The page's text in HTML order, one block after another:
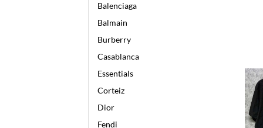
Balenciaga
Balmain
Burberry
Casablanca
Essentials
Corteiz
Dior
Fendi